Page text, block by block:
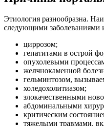
Этиология разнообразна.
следующими заболеваниями
циррозом;
гепатитами в острой
опухолевыми
желчнокаменной
гельминтозом,
холедохолитиазом;
злокачественными
абдоминальными
критическим
тяжелыми травмами,